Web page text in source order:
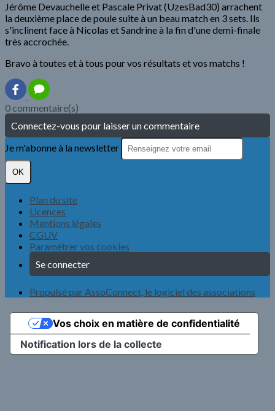
Jérôme Devauchelle et Pascale Privat (UzesBad30) arrachent
la deuxième place de poule suite à un beau match en 3 sets. Ils
s'inclinent face à Nicolas et Sandrine à la fin d'une demi-finale
très accrochée.
Bravo à toutes et à tous pour vos résultats et vos matchs !
0 commentaire(s)
Connectez-vous pour laisser un commentaire
Je m'abonne à la newsletter
OK
Plan du site
Licences
Mentions légales
CGUV
Paramétrer vos cookies
Se connecter
Propulsé par AssoConnect, le logiciel des associations
Notification lors de la collecte
Vos choix en matière de confidentialité